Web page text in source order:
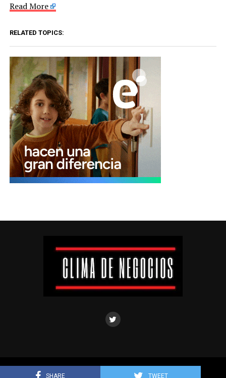
SHARE TWEET
Read More
RELATED TOPICS:
Clima de negocios © Todos los derechos reservados.